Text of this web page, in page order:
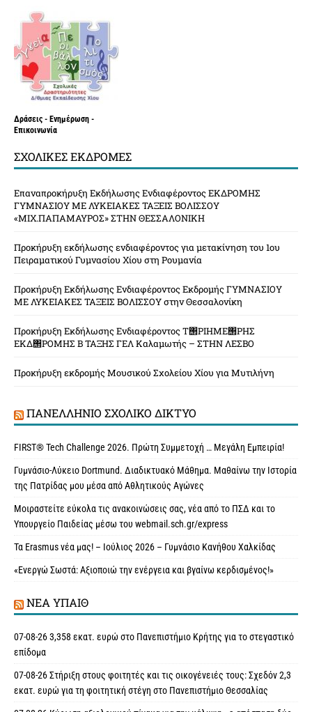
Δράσεις - Ενημέρωση -
Επικοινωνία
ΣΧΟΛΙΚΈΣ ΕΚΔΡΟΜΈΣ
Επαναπροκήρυξη Εκδήλωσης Ενδιαφέροντος ΕΚΔΡΟΜΗΣ
ΓΥΜΝΑΣΙΟΥ ΜΕ ΛΥΚΕΙΑΚΕΣ ΤΑΞΕΙΣ ΒΟΛΙΣΣΟΥ
«ΜΙΧ.ΠΑΠΑΜΑΥΡΟΣ» ΣΤΗΝ ΘΕΣΣΑΛΟΝΙΚΗ
Προκήρυξη εκδήλωσης ενδιαφέροντος για μετακίνηση του 1ου
Πειραματικού Γυμνασίου Χίου στη Ρουμανία
Προκήρυξη Εκδήλωσης Ενδιαφέροντος Εκδρομής ΓΥΜΝΑΣΙΟΥ
ΜΕ ΛΥΚΕΙΑΚΕΣ ΤΑΞΕΙΣ ΒΟΛΙΣΣΟΥ στην Θεσσαλονίκη
Προκήρυξη Εκδήλωσης Ενδιαφέροντος Τ΢ΡΙΗΜΕ΢ΡΗΣ
ΕΚΔ΢ΡΟΜΗΣ Β ΤΑΞΗΣ ΓΕΛ Καλαμωτής – ΣΤΗΝ ΛΕΣΒΟ
Προκήρυξη εκδρομής Μουσικού Σχολείου Χίου για Μυτιλήνη
ΠΑΝΕΛΛΉΝΙΟ ΣΧΟΛΙΚΌ ΔΊΚΤΥΟ
FIRST® Tech Challenge 2026. Πρώτη Συμμετοχή … Μεγάλη Εμπειρία!
Γυμνάσιο-Λύκειο Dortmund. Διαδικτυακό Μάθημα. Μαθαίνω την Ιστορία
της Πατρίδας μου μέσα από Αθλητικούς Αγώνες
Μοιραστείτε εύκολα τις ανακοινώσεις σας, νέα από το ΠΣΔ και το
Υπουργείο Παιδείας μέσω του webmail.sch.gr/express
Τα Erasmus νέα μας! – Ιούλιος 2026 – Γυμνάσιο Κανήθου Χαλκίδας
«Ενεργώ Σωστά: Αξιοποιώ την ενέργεια και βγαίνω κερδισμένος!»
ΝΈΑ ΥΠAΙΘ
07-08-26 3,358 εκατ. ευρώ στο Πανεπιστήμιο Κρήτης για το στεγαστικό
επίδομα
07-08-26 Στήριξη στους φοιτητές και τις οικογένειές τους: Σχεδόν 2,3
εκατ. ευρώ για τη φοιτητική στέγη στο Πανεπιστήμιο Θεσσαλίας